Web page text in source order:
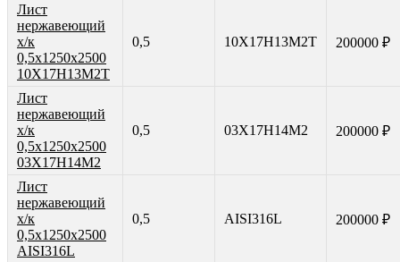
Лист
нержавеющий
х/к
0,5х1250х2500
10Х17Н13М2Т
0,5 10Х17Н13М2Т 200000 ₽
Лист
нержавеющий
х/к
0,5х1250х2500
03Х17Н14М2
0,5 03Х17Н14М2 200000 ₽
Лист
нержавеющий
х/к
0,5х1250х2500
AISI316L
0,5 AISI316L 200000 ₽